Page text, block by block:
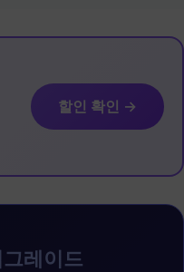
할인 확인 →
레이드